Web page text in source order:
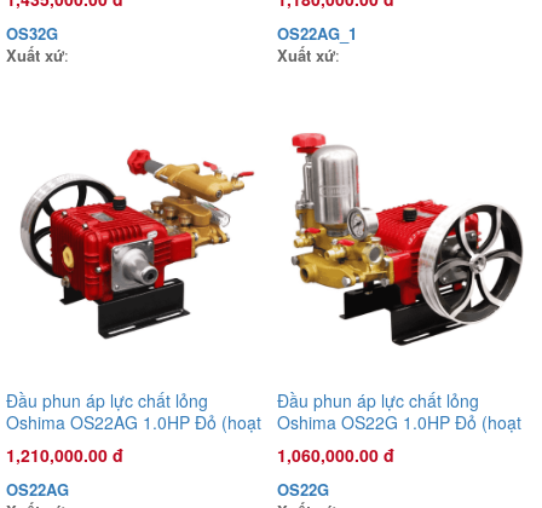
Xuất xứ:
OS32G
Xuất xứ:
động cơ)
OS22AG_1
Xuất xứ:
Đầu phun áp lực chất lỏng
Oshima OS22AG 1.0HP Đỏ (hoạt
động bằng sức kéo động cơ)
1,210,000.00 đ
OS22AG
Đầu phun áp lực chất lỏng
Oshima OS22G 1.0HP Đỏ (hoạt
động bằng sức kéo động cơ)
1,060,000.00 đ
OS22G